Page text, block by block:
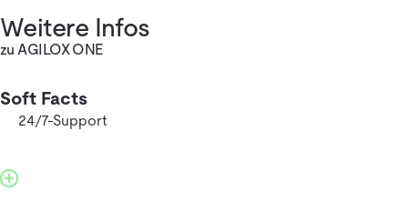
Weitere Infos
zu AGILOX ONE
Soft Facts
24/7-Support